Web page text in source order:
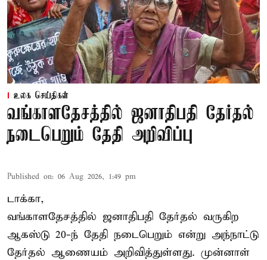
உலக செய்திகள்
வங்காளதேசத்தில் ஜனாதிபதி தேர்தல்
நடைபெறும் தேதி அறிவிப்பு
Published on: 06 Aug 2026, 1:49 pm
டாக்கா,
வங்காளதேசத்தில் ஜனாதிபதி தேர்தல் வருகிற
ஆகஸ்டு 20-ந் தேதி நடைபெறும் என்று அந்நாட்டு
தேர்தல் ஆணையம் அறிவித்துள்ளது. முன்னாள்